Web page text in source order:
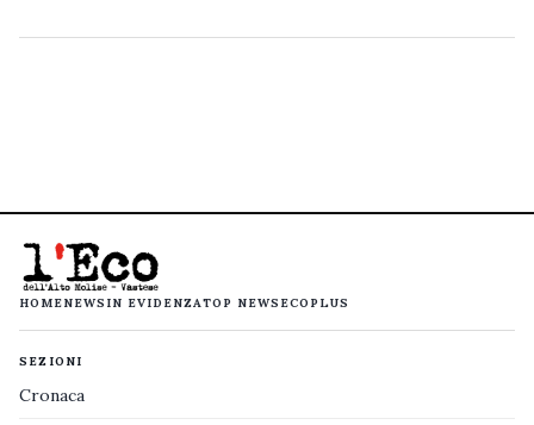
HOMENEWS IN EVIDENZATOP NEWS ECOPLUS
SEZIONI
Cronaca